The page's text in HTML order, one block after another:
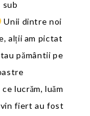
sub
Unii dintre noi
alții am pictat
pământii pe
lucrăm, luăm
vin fiert au fost